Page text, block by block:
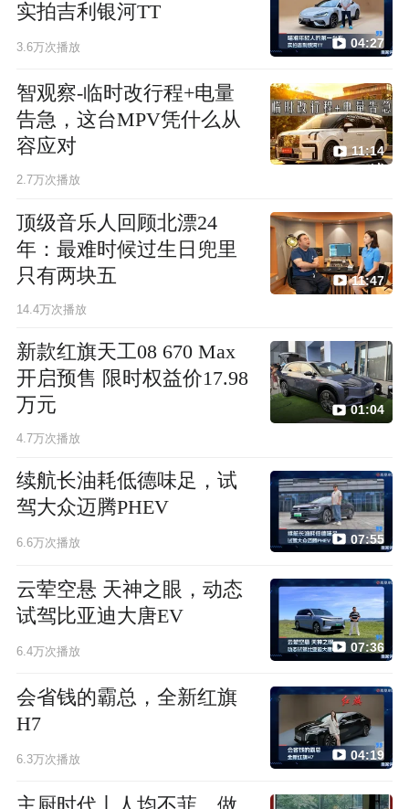
实拍吉利银河TT
3.6万次播放 04:27
智观察-临时改行程+电量
告急，这台MPV凭什么从
容应对
2.7万次播放
11:14
顶级音乐人回顾北漂24
年：最难时候过生日兜里
只有两块五
14.4万次播放
11:47
新款红旗天工08 670 Max
开启预售 限时权益价17.98
万元
4.7万次播放
01:04
续航长油耗低德味足，试
驾大众迈腾PHEV
6.6万次播放 07:55
云荤空悬 天神之眼，动态
试驾比亚迪大唐EV
6.4万次播放 07:36
会省钱的霸总，全新红旗
H7
6.3万次播放 04:19